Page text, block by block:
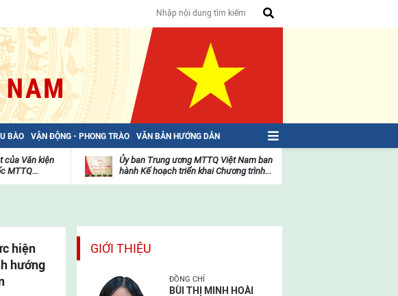
BÀO VẬN ĐỘNG - PHONG TRÀO VĂN BẢN HƯỚNG DẪN
của Văn kiện
MTTQ...
mặt
trận
Ủy ban Trung ương MTTQ Việt Nam ban
hành Kế hoạch triển khai Chương trình...
hiện
hướng
GIỚI THIỆU
ĐỒNG CHÍ
BÙI THỊ MINH HOÀI